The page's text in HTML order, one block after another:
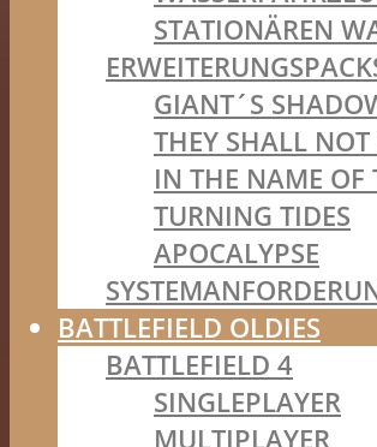
STATIONÄREN
GIANT´S
THEY SHALL NOT
IN THE NAME OF
TURNING TIDES
APOCALYPSE
BATTLEFIELD OLDIES
BATTLEFIELD 4
SINGLEPLAYER